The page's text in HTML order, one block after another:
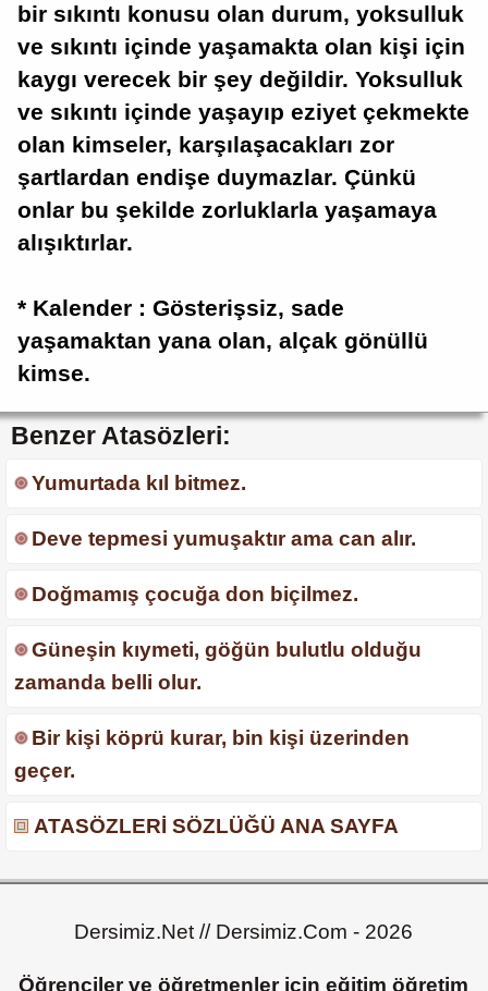
bir sıkıntı konusu olan durum, yoksulluk
ve sıkıntı içinde yaşamakta olan kişi için
kaygı verecek bir şey değildir. Yoksulluk
ve sıkıntı içinde yaşayıp eziyet çekmekte
olan kimseler, karşılaşacakları zor
şartlardan endişe duymazlar. Çünkü
onlar bu şekilde zorluklarla yaşamaya
alışıktırlar.
* Kalender : Gösterişsiz, sade
yaşamaktan yana olan, alçak gönüllü
kimse.
Benzer Atasözleri:
Yumurtada kıl bitmez.
Deve tepmesi yumuşaktır ama can alır.
Doğmamış çocuğa don biçilmez.
Güneşin kıymeti, göğün bulutlu olduğu
zamanda belli olur.
Bir kişi köprü kurar, bin kişi üzerinden
geçer.
ATASÖZLERİ SÖZLÜĞÜ ANA SAYFA
Dersimiz.Net // Dersimiz.Com - 2026
Öğrenciler ve öğretmenler için eğitim öğretim